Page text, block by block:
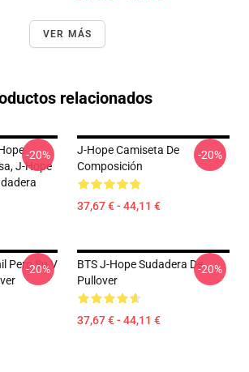
VER MÁS
relacionados
J-Hope
-20%
J-Hope Camiseta De
Composición
37,67 € - 44,11 €
-20%
Pero Su V
-20%
BTS J-Hope Sudadera De
Pullover
37,67 € - 44,11 €
-20%